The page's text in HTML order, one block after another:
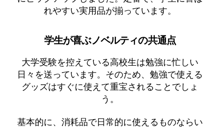
れやすい実用品が揃っています。
学生が喜ぶノベルティの共通点
大学受験を控えている高校生は勉強に忙しい
日々を送っています。そのため、勉強で使える
グッズはすぐに使えて重宝されることでしょ
う。
基本的に、消耗品で日常的に使えるものならい